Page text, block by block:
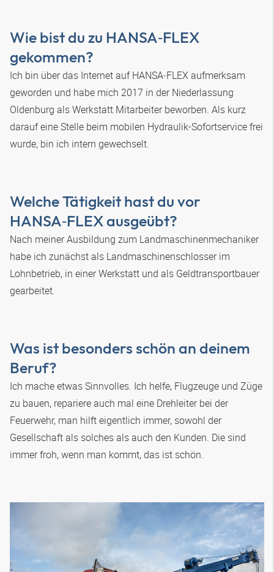
Wie bist du zu HANSA‑FLEX
gekommen?
Ich bin über das Internet aufHANSA‑FLEX aufmerksam
geworden und habe mich 2017 in der Niederlassung
Oldenburg als Werkstatt Mitarbeiter beworben. Als kurz
darauf eine Stelle beim mobilen Hydraulik-Sofortservice frei
wurde, bin ich intern gewechselt.
Welche Tätigkeit hast du vor
HANSA‑FLEXausgeübt?
Nach meiner Ausbildung zum Landmaschinenmechaniker
habe ich zunächst als Landmaschinenschlosser im
Lohnbetrieb, in einer Werkstatt und als Geldtransportbauer
gearbeitet.
Was ist besonders schön an deinem
Beruf?
Ich mache etwas Sinnvolles. Ich helfe, Flugzeuge und Züge
zu bauen, repariere auch mal eine Drehleiter bei der
Feuerwehr, man hilft eigentlich immer, sowohl der
Gesellschaft als solches als auch den Kunden. Die sind
immer froh, wenn man kommt, das ist schön.